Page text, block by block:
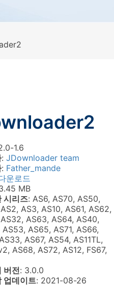
1.6
: JDownloader team
: Father_mande
운로드
MB
시리즈: AS6, AS70, AS50,
AS3, AS10, AS61, AS62,
AS63, AS64, AS40,
AS65, AS71, AS66,
AS67, AS54, AS11TL,
AS68, AS72, AS12, FS67,
버전: 3.0.0
업데이트: 2021-08-26